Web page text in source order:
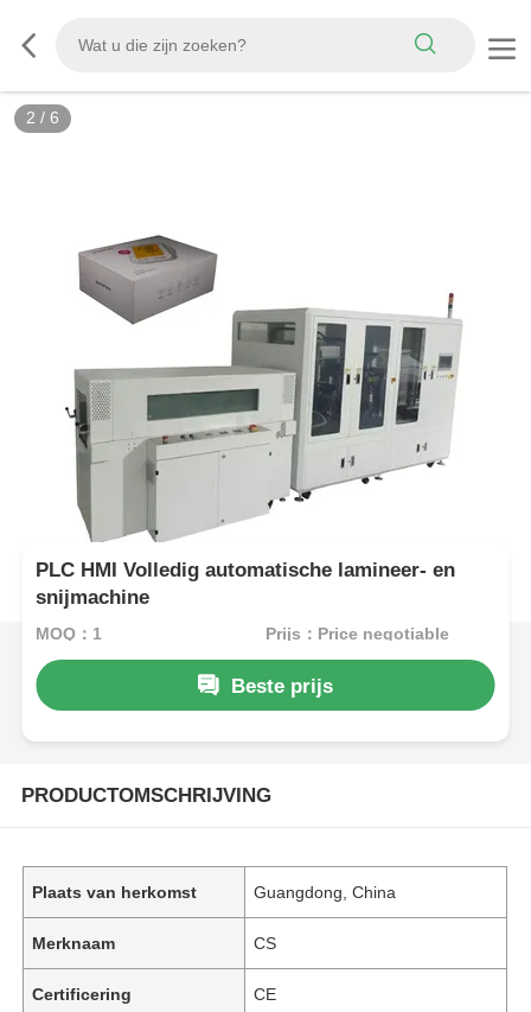
2 / 6
PLC HMI Volledig automatische lamineer- en
snijmachine
MOQ：1 Prijs：Price negotiable
Beste prijs
PRODUCTOMSCHRIJVING
Plaats van herkomst Guangdong, China
Merknaam CS
Certificering CE